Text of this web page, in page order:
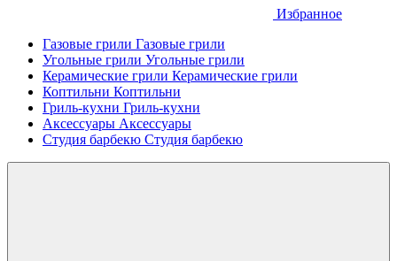
Избранное
Газовые грили Газовые грили
Угольные грили Угольные грили
Керамические грили Керамические грили
Коптильни Коптильни
Гриль-кухни Гриль-кухни
Аксессуары Аксессуары
Студия барбекю Студия барбекю